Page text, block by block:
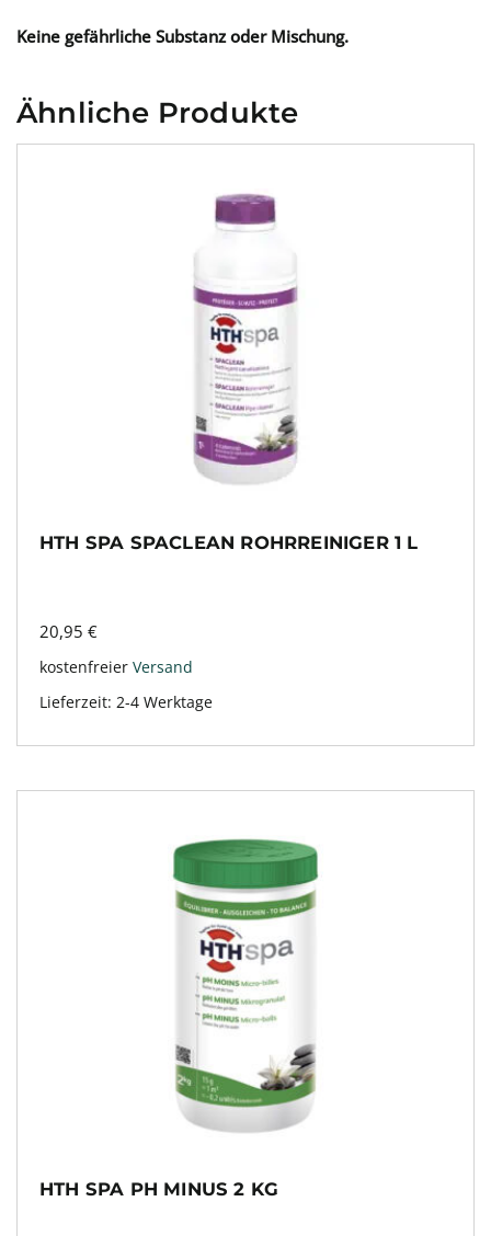
Keine gefährliche Substanz oder Mischung.
Ähnliche Produkte
HTH SPA SPACLEAN ROHRREINIGER 1 L
20,95 €
kostenfreier Versand
Lieferzeit: 2-4 Werktage
HTH SPA PH MINUS 2 KG